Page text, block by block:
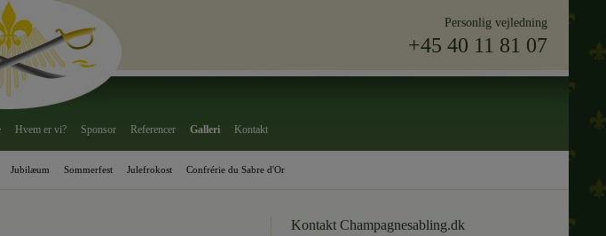
Personlig vejledning
+45 40 11 81 07
Hvem er vi? Sponsor Referencer Galleri Kontakt
Jubilæum Sommerfest Julefrokost Confrérie du Sabre d'Or
Kontakt Champagnesabling.dk